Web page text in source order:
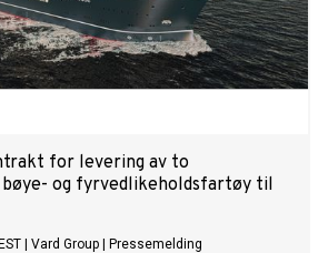
for levering av to
og fyrvedlikeholdsfartøy til
Vard Group Pressemelding